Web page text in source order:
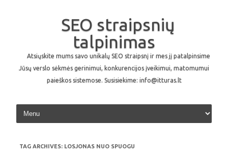
SEO straipsnių
talpinimas
Atsiųskite mums savo unikalų SEO straipsnį ir mes jį patalpinsime
Jūsų verslo sėkmės gerinimui, konkurencijos įveikimui, matomumui
paieškos sistemose. Susisiekime: info@itturas.lt
Skip to content
TAG ARCHIVES: LOSJONAS NUO SPUOGU